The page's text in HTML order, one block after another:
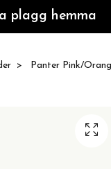
plagg hemma
Panter Pink/